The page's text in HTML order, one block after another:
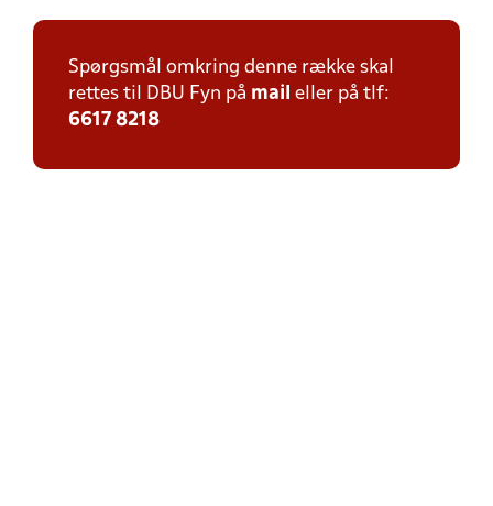
Spørgsmål omkring denne række skal
rettes til DBU Fyn på mail eller på tlf:
6617 8218